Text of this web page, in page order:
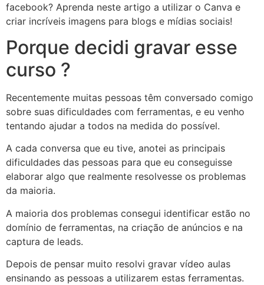
facebook? Aprenda neste artigo a utilizar o Canva e
criar incríveis imagens para blogs e mídias sociais!
Porque decidi gravar esse
curso ?
Recentemente muitas pessoas têm conversado comigo
sobre suas dificuldades com ferramentas, e eu venho
tentando ajudar a todos na medida do possível.
A cada conversa que eu tive, anotei as principais
dificuldades das pessoas para que eu conseguisse
elaborar algo que realmente resolvesse os problemas
da maioria.
A maioria dos problemas consegui identificar estão no
domínio de ferramentas, na criação de anúncios e na
captura de leads.
Depois de pensar muito resolvi gravar vídeo aulas
ensinando as pessoas a utilizarem estas ferramentas.